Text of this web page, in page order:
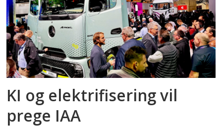
KI og elektrifisering vil
prege IAA